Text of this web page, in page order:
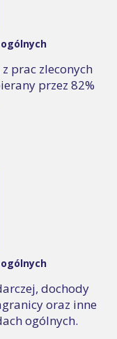
prac zleconych
przez 82%
dochody
oraz inne
ogólnych.